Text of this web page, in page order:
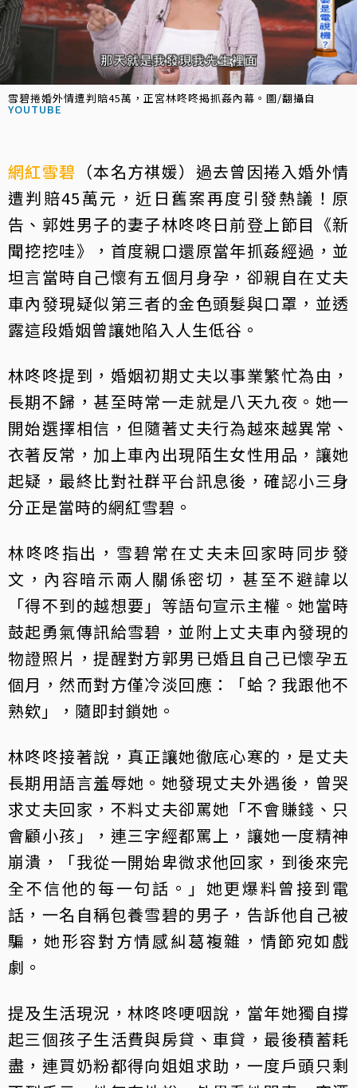
雪碧捲婚外情遭判賠45萬，正宮林咚咚揭抓姦內幕。圖/翻攝自
YOUTUBE
網紅雪碧 （本名方祺媛）過去曾因捲入婚外情
遭判賠45萬元，近日舊案再度引發熱議！原
告、郭姓男子的妻子林咚咚日前登上節目《新
聞挖挖哇》，首度親口還原當年抓姦經過，並
坦言當時自己懷有五個月身孕，卻親自在丈夫
車內發現疑似第三者的金色頭髮與口罩，並透
露這段婚姻曾讓她陷入人生低谷。
林咚咚提到，婚姻初期丈夫以事業繁忙為由，
長期不歸，甚至時常一走就是八天九夜。她一
開始選擇相信，但隨著丈夫行為越來越異常、
衣著反常，加上車內出現陌生女性用品，讓她
起疑，最終比對社群平台訊息後，確認小三身
分正是當時的網紅雪碧。
林咚咚指出，雪碧常在丈夫未回家時同步發
文，內容暗示兩人關係密切，甚至不避諱以
「得不到的越想要」等語句宣示主權。她當時
鼓起勇氣傳訊給雪碧，並附上丈夫車內發現的
物證照片，提醒對方郭男已婚且自己已懷孕五
個月，然而對方僅冷淡回應：「蛤？我跟他不
熟欸」，隨即封鎖她。
林咚咚接著說，真正讓她徹底心寒的，是丈夫
長期用語言羞辱她。她發現丈夫外遇後，曾哭
求丈夫回家，不料丈夫卻罵她「不會賺錢、只
會顧小孩」，連三字經都罵上，讓她一度精神
崩潰，「我從一開始卑微求他回家，到後來完
全不信他的每一句話。」她更爆料曾接到電
話，一名自稱包養雪碧的男子，告訴他自己被
騙，她形容對方情感糾葛複雜，情節宛如戲
劇。
提及生活現況，林咚咚哽咽說，當年她獨自撐
起三個孩子生活費與房貸、車貸，最後積蓄耗
盡，連買奶粉都得向姐姐求助，一度戶頭只剩